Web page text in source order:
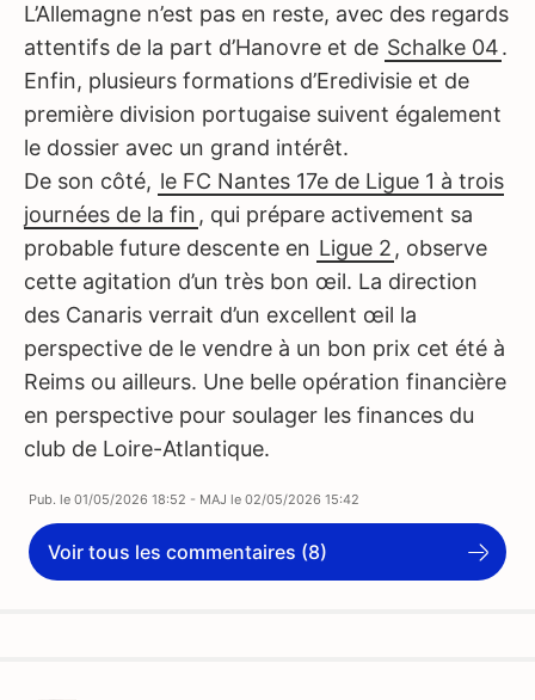
L’Allemagne n’est pas en reste, avec des regards
attentifs de la part d’Hanovre et de Schalke 04.
Enfin, plusieurs formations d’Eredivisie et de
première division portugaise suivent également
le dossier avec un grand intérêt.
De son côté, le FC Nantes 17e de Ligue 1 à trois
journées de la fin , qui prépare activement sa
probable future descente en Ligue 2 , observe
cette agitation d’un très bon œil. La direction
des Canaris verrait d’un excellent œil la
perspective de le vendre à un bon prix cet été à
Reims ou ailleurs. Une belle opération financière
en perspective pour soulager les finances du
club de Loire-Atlantique.
Pub. le 01/05/2026 18:52 - MAJ le 02/05/2026 15:42
Voir tous les commentaires (8)